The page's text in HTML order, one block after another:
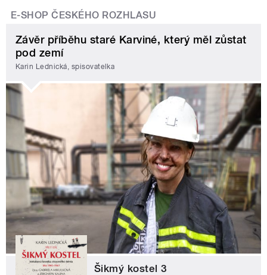
E-SHOP ČESKÉHO ROZHLASU
Závěr příběhu staré Karviné, který měl zůstat
pod zemí
Karin Lednická, spisovatelka
Šikmý kostel 3